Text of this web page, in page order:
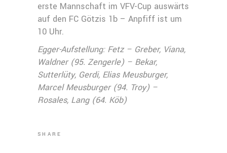
erste Mannschaft im VFV-Cup auswärts
auf den FC Götzis 1b – Anpfiff ist um
10 Uhr.
Egger-Aufstellung: Fetz – Greber, Viana,
Waldner (95. Zengerle) – Bekar,
Sutterlüty, Gerdi, Elias Meusburger,
Marcel Meusburger (94. Troy) –
Rosales, Lang (64. Köb)
SHARE